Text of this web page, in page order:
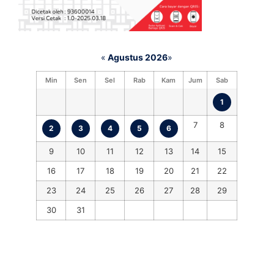
« Agustus 2026»
Min Sen Sel Rab Kam Jum Sab
1
2 3 4 5 6 7 8
9 10 11 12 13 14
15
16
17 18 19 20 21
22
23
24 25 26 27 28
29
30
31